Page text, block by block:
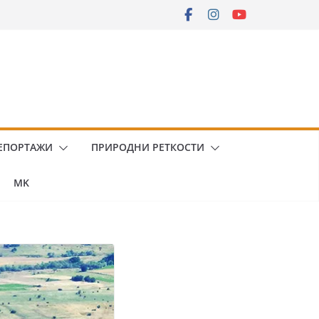
ПРИРОДНИ РЕТКОСТИ
MK